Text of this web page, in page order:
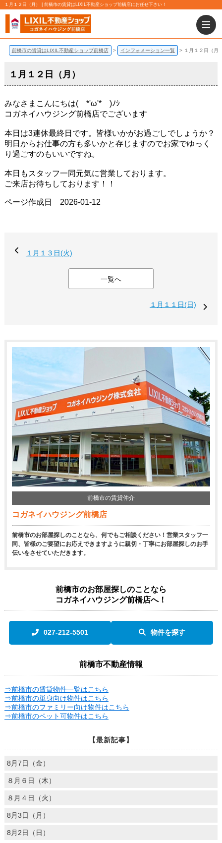
１月１２日（月） | 前橋市の賃貸はLIXIL不動産ショップ前橋店にお任せ下さい！
前橋市の賃貸はLIXIL不動産ショップ前橋店 インフォメーション一覧 １月１２日（月
１月１２日（月）
みなさまこんにちは( *'ω'* )ﾉｼ
コガネイハウジング前橋店でございます
本日は3連休最終日です。皆様いかがお過ごしでしょうか？
明日からお仕事の方も多いかと存じますのでお家でゆっく
り過ごすのもいいですね。
本日もスタッフ一同元気に営業しております。
ご来店お待ちしております！！
ページ作成日 2026-01-12
１月１３日(火)
一覧へ
１月１１日(日)
前橋市の賃貸仲介
コガネイハウジング前橋店
前橋市のお部屋探しのことなら、何でもご相談ください！営業スタッフ一
同、皆様のご要望にお応えできますように親切・丁寧にお部屋探しのお手
伝いをさせていただきます。
前橋市のお部屋探しのことなら
コガネイハウジング前橋店へ！
027-212-5501 物件を探す
前橋市不動産情報
⇒前橋市の賃貸物件一覧はこちら
⇒前橋市の単身向け物件はこちら
⇒前橋市のファミリー向け物件はこちら
⇒前橋市のペット可物件はこちら
【最新記事】
8月7日（金）
８月６日（木）
８月４日（火）
8月3日（月）
8月2日（日）